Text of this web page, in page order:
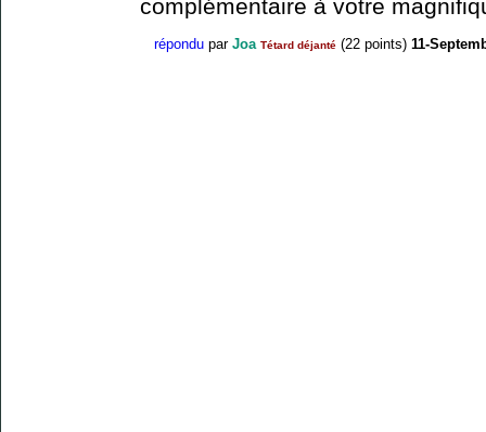
complémentaire à votre
répondu par Joa Tétard déjanté (22 points) 11-